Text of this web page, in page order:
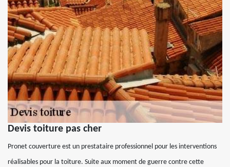
Devis toiture pas cher
Pronet couverture est un prestataire professionnel pour les interventions
réalisables pour la toiture. Suite aux moment de guerre contre cette